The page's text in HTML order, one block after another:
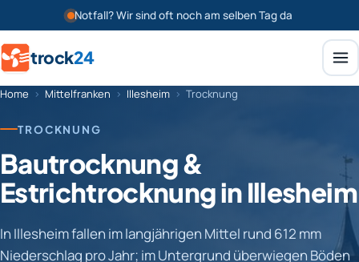
Notfall? Wir sind oft noch am selben Tag da
trock24
Home › Mittelfranken › Illesheim › Trocknung
TROCKNUNG
Bautrocknung &
Estrichtrocknung in Illesheim
In Illesheim fallen im langjährigen Mittel rund 612 mm
Niederschlag pro Jahr; im Untergrund überwiegen Böden